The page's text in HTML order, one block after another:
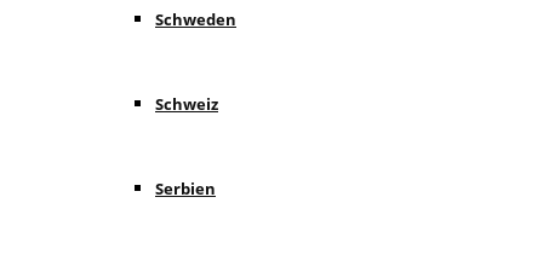
Schweden
Schweiz
Serbien